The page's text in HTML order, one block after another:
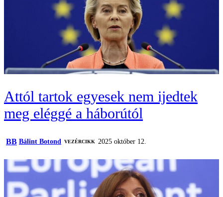
Attól tartok egyesek nem ijedtek
meg eléggé a háborútól
BB Bálint Botond VEZÉRCIKK 2025 október 12.